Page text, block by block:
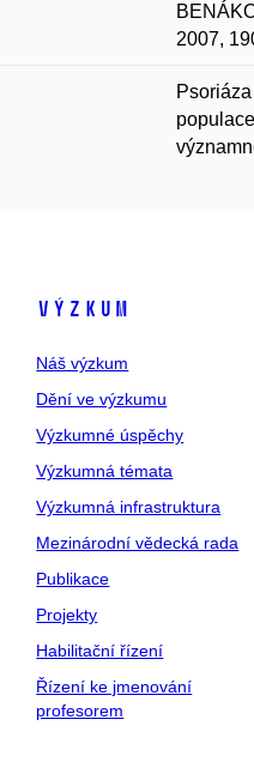
2007,
Výzkum
Náš výzkum
Dění ve výzkumu
Výzkumné úspěchy
Výzkumná témata
Výzkumná infrastruktura
Mezinárodní vědecká rada
Publikace
Projekty
Habilitační řízení
Řízení ke jmenování
profesorem